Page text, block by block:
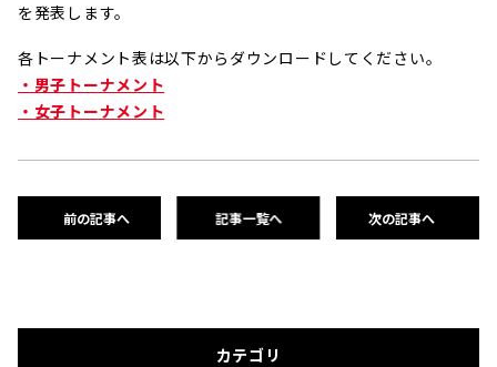
を発表します。
各トーナメント表は以下からダウンロードしてください。
・男子トーナメント
・女子トーナメント
前の記事へ 記事一覧へ 次の記事へ
カテゴリ